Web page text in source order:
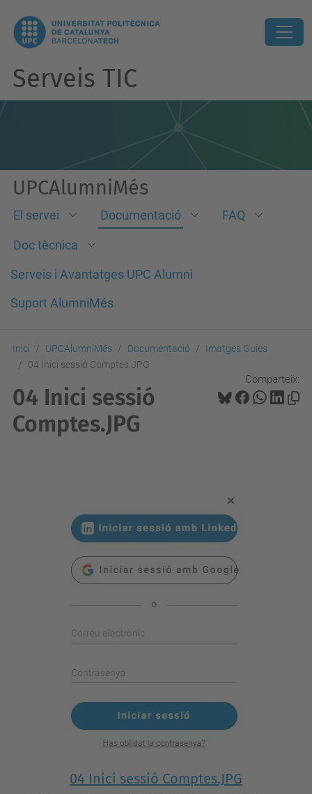
Serveis TIC
UPCAlumniMés
El servei Documentació FAQ
Doc tècnica
Serveis i Avantatges UPC Alumni
Suport AlumniMés
Inici UPCAlumniMés Documentació
Imatges Guies
04 Inici sessió Comptes.JPG
Comparteix:
04 Inici sessió
Comptes.JPG
04 Inici sessió Comptes.JPG